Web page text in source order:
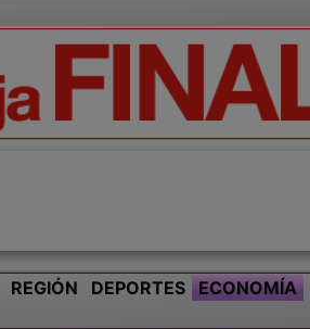
REGIÓN DEPORTES ECONOMÍA